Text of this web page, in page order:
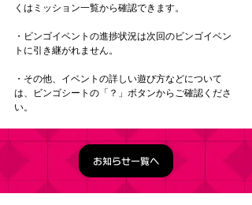
くはミッション一覧から確認できます。
・ビンゴイベントの進捗状況は次回のビンゴイベン
トに引き継がれません。
・その他、イベントの詳しい遊び方などについて
は、ビンゴシートの「？」ボタンからご確認くださ
い。
お知らせ一覧へ